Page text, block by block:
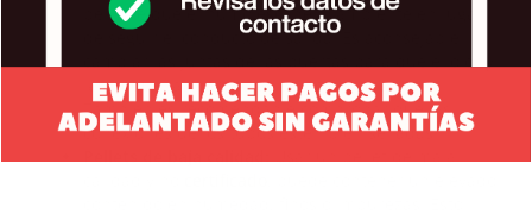
permite que el humo escape al ambiente en lugar
de seguir el conducto de salida. Es aconsejable
cambiar las juntas de las puertas para que el olor y
las pequeñas partículas de hollín no salgan.
También es recomendable comprobar que las
conexiones de los tubos estén bien selladas.
Pellets de baja calidad:Usar un pellet de mala